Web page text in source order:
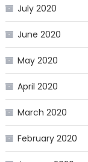
July 2020
June 2020
May 2020
April 2020
March 2020
February 2020